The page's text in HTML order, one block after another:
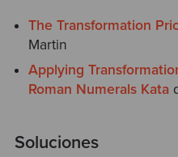
The Transformation
Martin
Applying
Roman Numerals Kata
Soluciones